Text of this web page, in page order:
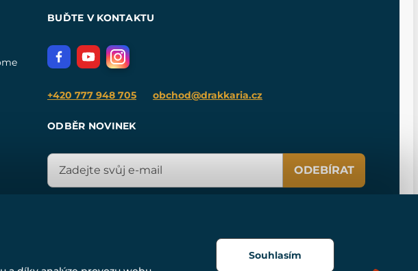
BUĎTE V KONTAKTU
+420 777 948 705 obchod@drakkaria.cz
ODBĚR NOVINEK
ODEBÍRAT
Souhlasím